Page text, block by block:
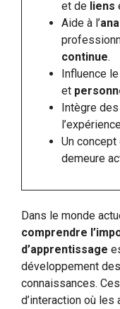
et de liens
Aide à l’
continue.
Influence
et
Intègre
Un
demeure
Dans le monde
comprendre
d’apprentissage
développement
connaissances.
d’interaction où les